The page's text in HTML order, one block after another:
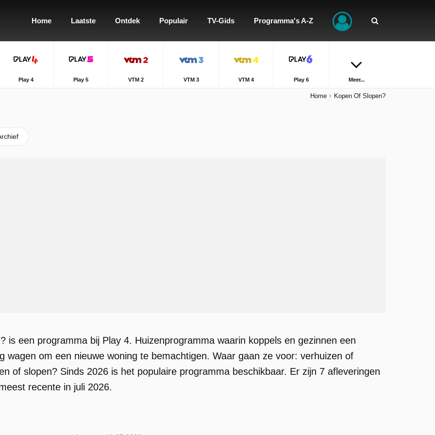
Home Laatste Ontdek Populair TV-Gids Programma's A-Z
Play 4 Play 5 VTM 2 VTM 3 VTM 4 Play 6 Meer...
Home Kopen Of Slopen?
is een programma bij Play 4. Huizenprogramma waarin koppels en gezinnen een
wagen om een nieuwe woning te bemachtigen. Waar gaan ze voor: verhuizen of
of slopen? Sinds 2026 is het populaire programma beschikbaar. Er zijn 7 afleveringen
recente in juli 2026.